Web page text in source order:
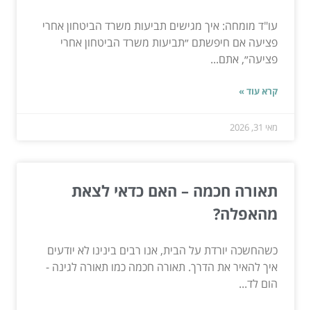
עו"ד מומחה: איך מגישים תביעות משרד הביטחון אחרי
פציעה אם חיפשתם ״תביעות משרד הביטחון אחרי
פציעה״, אתם...
קרא עוד »
מאי 31, 2026
תאורה חכמה – האם כדאי לצאת
מהאפלה?
כשהחשכה יורדת על הבית, אנו רבים בינינו לא יודעים
איך להאיר את הדרך. תאורה חכמה כמו תאורה לגינה -
הום לד...